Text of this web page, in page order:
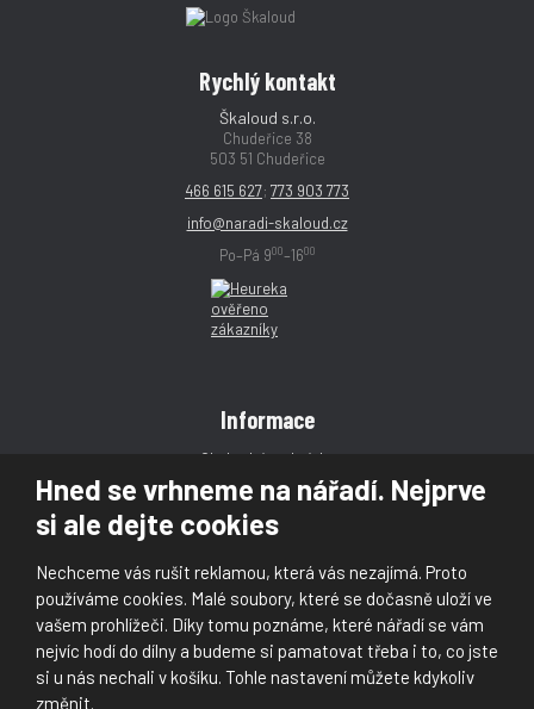
Hned se vrhneme na nářadí. Nejprve
si ale dejte cookies
Nechceme vás rušit reklamou, která vás nezajímá. Proto
používáme cookies. Malé soubory, které se dočasně uloží ve
vašem prohlížeči. Díky tomu poznáme, které nářadí se vám
nejvíc hodí do dílny a budeme si pamatovat třeba i to, co jste
si u nás nechali v košíku. Tohle nastavení můžete kdykoliv
změnit.
Rychlý kontakt
Škaloud s.r.o.
Chudeřice 38
503 51 Chudeřice
466 615 627; 773 903 773
info@naradi-skaloud.cz
Po–Pá 900–1600
Informace
Obchodní podmínky
Reklamace
Magazín
Kontakt